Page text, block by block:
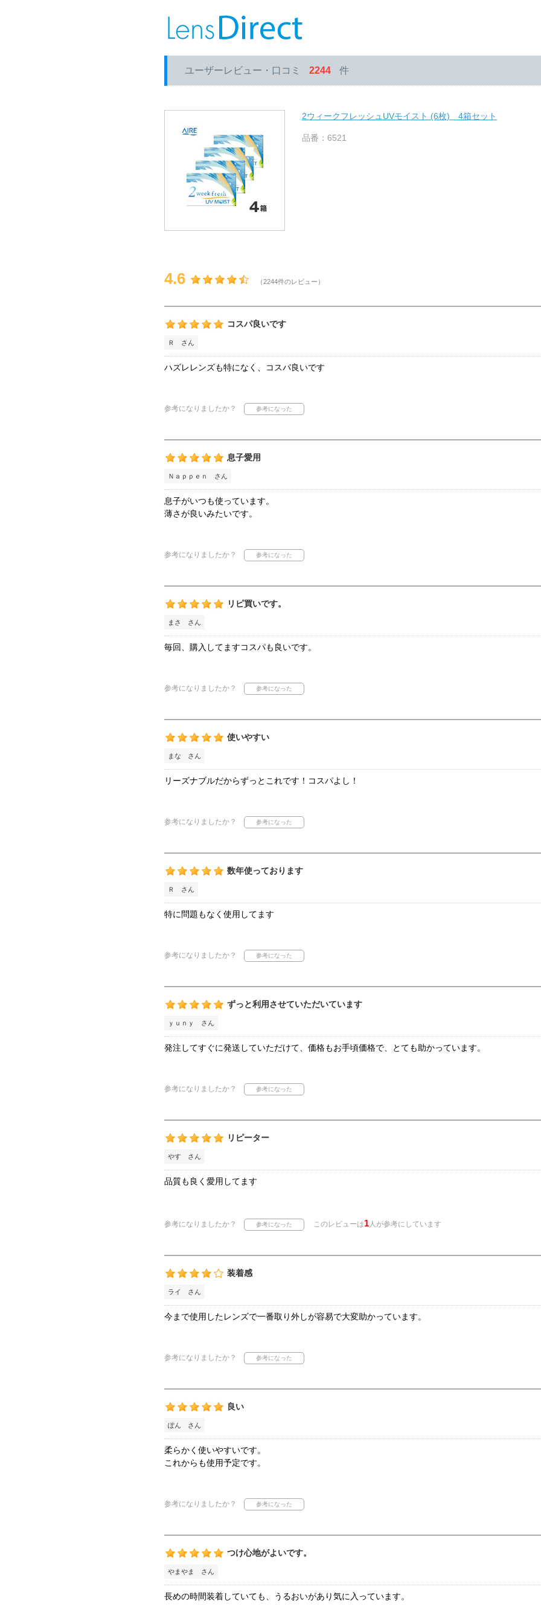
ユーザーレビュー・口コミ 2244 件
2ウィークフレッシュUVモイスト (6枚) 4箱セット
品番：6521
4.6 （2244件のレビュー）
コスパ良いです
Ｒ さん
ハズレレンズも特になく、コスパ良いです
参考になりましたか？
息子愛用
Ｎａｐｐｅｎ さん
息子がいつも使っています。
薄さが良いみたいです。
参考になりましたか？
リピ買いです。
まさ さん
毎回、購入してますコスパも良いです。
参考になりましたか？
使いやすい
まな さん
リーズナブルだからずっとこれです！コスパよし！
参考になりましたか？
数年使っております
Ｒ さん
特に問題もなく使用してます
参考になりましたか？
ずっと利用させていただいています
ｙｕｎｙ さん
発注してすぐに発送していただけて、価格もお手頃価格で、とても助かっています。
参考になりましたか？
リピーター
やす さん
品質も良く愛用してます
参考になりましたか？ このレビューは1人が参考にしています
装着感
ライ さん
今まで使用したレンズで一番取り外しが容易で大変助かっています。
参考になりましたか？
良い
ぽん さん
柔らかく使いやすいです。
これからも使用予定です。
参考になりましたか？
つけ心地がよいです。
やまやま さん
長めの時間装着していても、うるおいがあり気に入っています。